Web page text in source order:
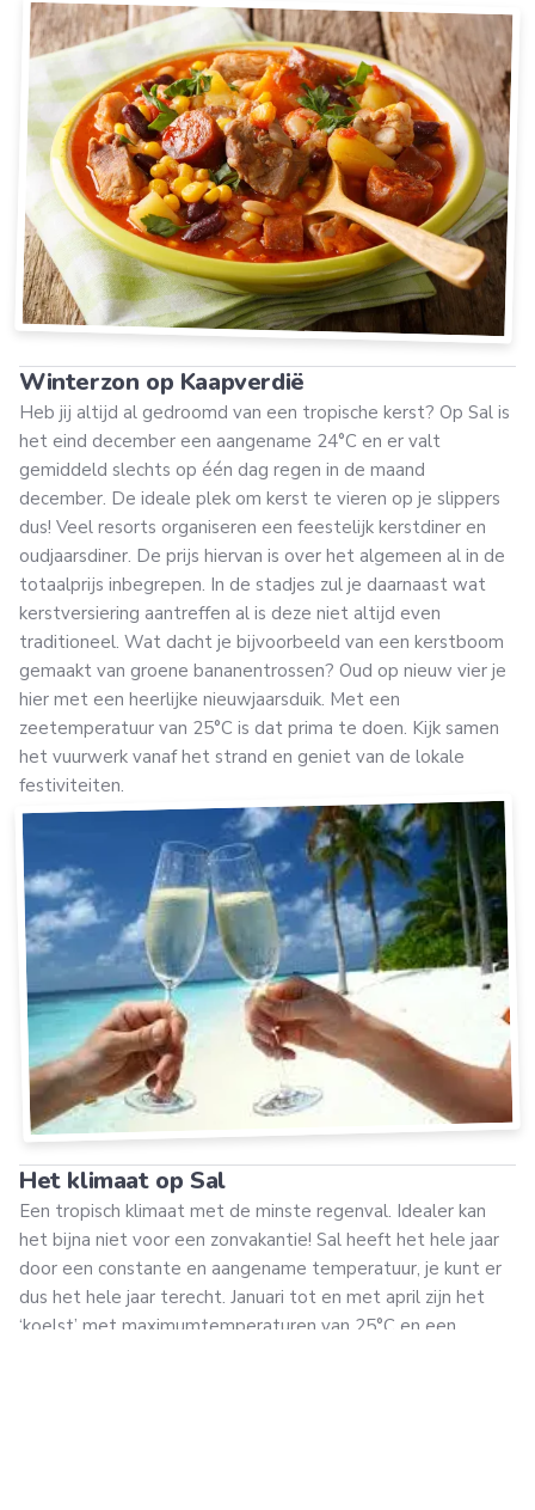
Winterzon op Kaapverdië
Heb jij altijd al gedroomd van een tropische kerst? Op Sal is
het eind december een aangename 24°C en er valt
gemiddeld slechts op één dag regen in de maand
december. De ideale plek om kerst te vieren op je slippers
dus! Veel resorts organiseren een feestelijk kerstdiner en
oudjaarsdiner. De prijs hiervan is over het algemeen al in de
totaalprijs inbegrepen. In de stadjes zul je daarnaast wat
kerstversiering aantreffen al is deze niet altijd even
traditioneel. Wat dacht je bijvoorbeeld van een kerstboom
gemaakt van groene bananentrossen? Oud op nieuw vier je
hier met een heerlijke nieuwjaarsduik. Met een
zeetemperatuur van 25°C is dat prima te doen. Kijk samen
het vuurwerk vanaf het strand en geniet van de lokale
festiviteiten.
Het klimaat op Sal
Een tropisch klimaat met de minste regenval. Idealer kan
het bijna niet voor een zonvakantie! Sal heeft het hele jaar
door een constante en aangename temperatuur, je kunt er
dus het hele jaar terecht. Januari tot en met april zijn het
‘koelst’ met maximumtemperaturen van 25°C en een